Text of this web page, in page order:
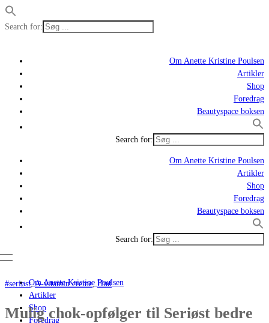
Search for:
Om Anette Kristine Poulsen
Artikler
Shop
Foredrag
Beautyspace boksen
Search for:
Om Anette Kristine Poulsen
Artikler
Shop
Foredrag
Beautyspace boksen
Search for:
Om Anette Kristine Poulsen
Artikler
Shop
Foredrag
#seriøst,A-vitamin creme,Hud
Mulig chok-opfølger til Seriøst bedre